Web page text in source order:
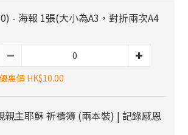
- 海報 1張(大小為A3，對折兩次A4
優惠價 HK$10.00
親主耶穌 祈禱簿 (兩本裝) | 記錄感恩